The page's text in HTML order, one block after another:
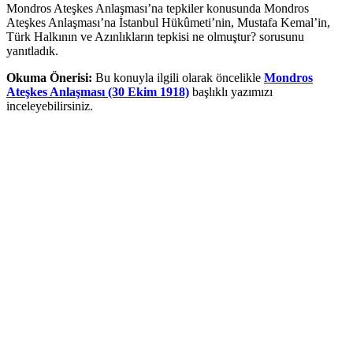
Mondros Ateşkes Anlaşması’na tepkiler konusunda Mondros
Ateşkes Anlaşması’na İstanbul Hükûmeti’nin, Mustafa Kemal’in,
Türk Halkının ve Azınlıkların tepkisi ne olmuştur? sorusunu
yanıtladık.
Okuma Önerisi: Bu konuyla ilgili olarak öncelikle Mondros
Ateşkes Anlaşması (30 Ekim 1918) başlıklı yazımızı
inceleyebilirsiniz.